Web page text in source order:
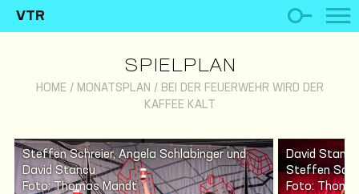
VTR
SPIELPLAN
HOME / MONATSPLAN / BEI DER FEUERWEHR WIRD DER
KAFFEE KALT
Steffen Schreier, Angela Schlabinger und
David Stancu
Foto: Thomas Mandt
David
Steffen
Foto: